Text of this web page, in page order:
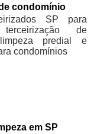
condomínio
SP para
terceirização de
predial e
condomínios
em SP